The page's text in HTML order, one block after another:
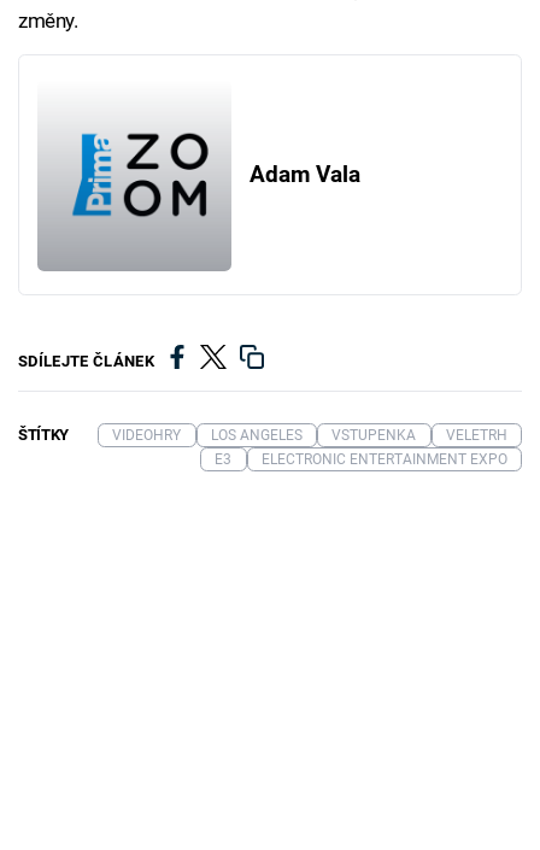
změny.
Adam Vala
SDÍLEJTE ČLÁNEK
ŠTÍTKY VIDEOHRY LOS ANGELES VSTUPENKA
VELETRH
E3
ELECTRONIC ENTERTAINMENT EXPO